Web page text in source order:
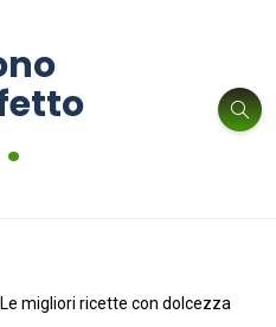
.
Le migliori ricette con dolcezza